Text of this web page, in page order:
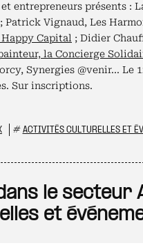
entrepreneurs présents :
Patrick Vignaud, Les
Capital ; Didier
la Concierge
Synergies @venir... Le
Sur inscriptions.
# ACTIVITÉS CULTURELLES ET
le secteur
et